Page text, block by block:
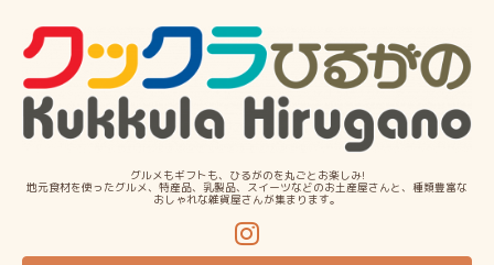
グルメもギフトも、ひるがのを丸ごとお楽しみ!
地元食材を使ったグルメ、特産品、乳製品、スイーツなどのお土産屋さんと、種類豊富な
おしゃれな雑貨屋さんが集まります。